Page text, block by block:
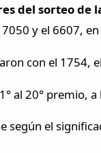
del sorteo
y el 6607,
con el 1754,
al 20°
según el